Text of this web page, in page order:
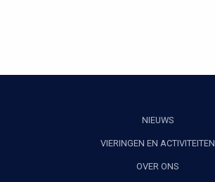
NIEUWS
VIERINGEN EN ACTIVITEITEN
OVER ONS